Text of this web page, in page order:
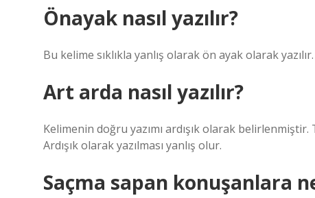
Önayak nasıl yazılır?
Bu kelime sıklıkla yanlış olarak ön ayak olarak
Art arda nasıl yazılır?
Kelimenin doğru yazımı ardışık olarak
Ardışık olarak yazılması yanlış olur.
Saçma sapan konuşanlara